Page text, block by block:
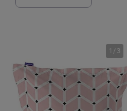
1 / 3